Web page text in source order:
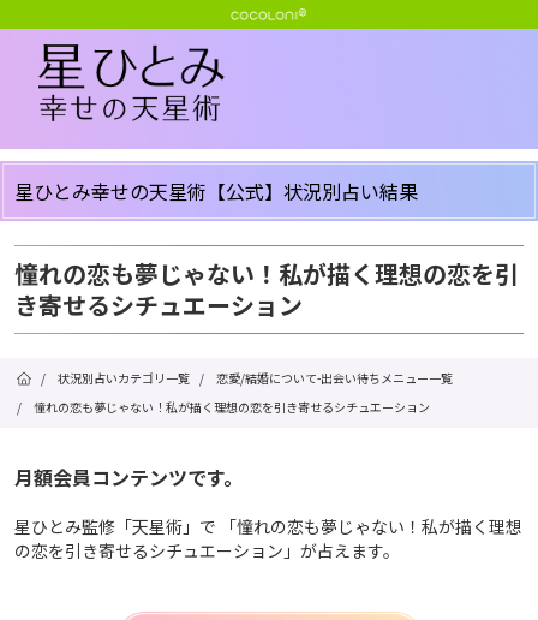
星ひとみ幸せの天星術【公式】状況別占い結果
憧れの恋も夢じゃない！私が描く理想の恋を引
き寄せるシチュエーション
/ 状況別占いカテゴリ一覧 /
恋愛/結婚について-出会い待ちメニュー一覧
/
憧れの恋も夢じゃない！私が描く理想の恋を引き寄せるシチュエーション
月額会員コンテンツです。
星ひとみ監修「天星術」で 「憧れの恋も夢じゃない！私が描く理想
の恋を引き寄せるシチュエーション」が占えます。